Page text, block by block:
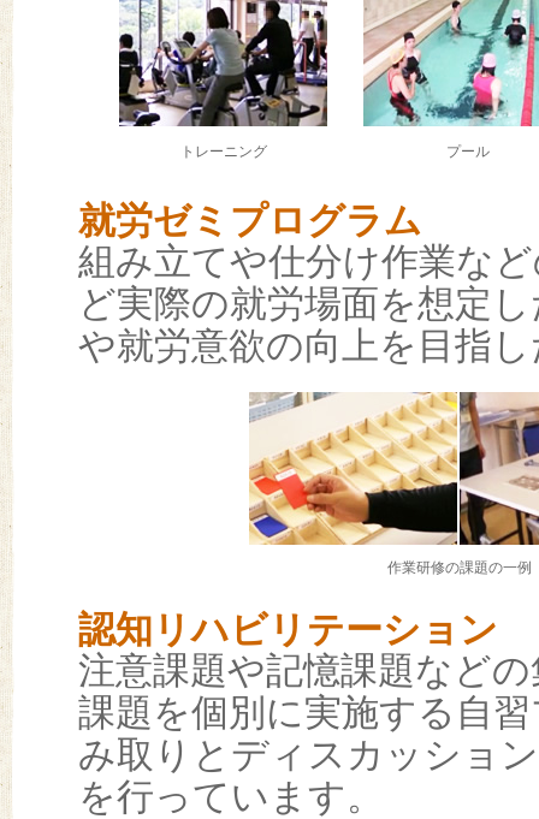
トレーニング プール
就労ゼミプログラム
組み立てや仕分け作業な
ど実際の就労場面を想定
や就労意欲の向上を目指
作業研修の課題の一例
認知リハビリテーション
注意課題や記憶課題など
課題を個別に実施する自
み取りとディスカッショ
を行っています。